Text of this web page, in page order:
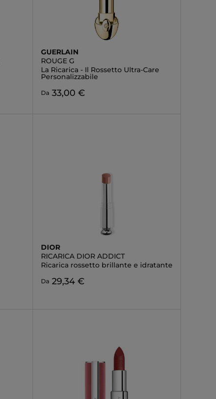
GUERLAIN
ROUGE G
La Ricarica - Il Rossetto Ultra-Care
Personalizzabile
Da 33,00 €
DIOR
RICARICA DIOR ADDICT
Ricarica rossetto brillante e idratante
Da 29,34 €